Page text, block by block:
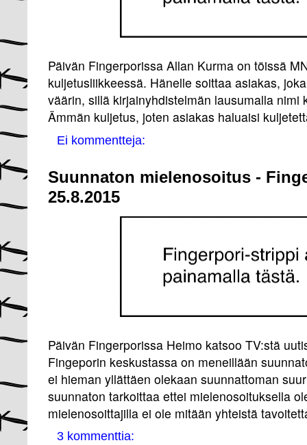
Päivän Fingerporissa Allan Kurma on töissä
kuljetusliikkeessä. Hänelle soittaa asiakas,
väärin, sillä kirjainyhdistelmän lausumalla nimi
Ämmän kuljetus, joten asiakas haluaisi
Ei kommentteja:
Suunnaton mielenosoitus -
25.8.2015
Päivän Fingerporissa Heimo katsoo TV:stä
Fingeporin keskustassa on meneillään
ei hieman yllättäen olekaan suunnattoman
suunnaton tarkoittaa ettei mielenosoituksella
mielenosoittajilla ei ole mitään yhteistä
3 kommenttia: